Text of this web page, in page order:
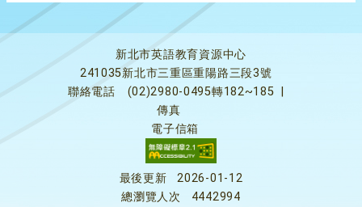
新北市英語教育資源中心
241035新北市三重區重陽路三段3號
聯絡電話
(02)2980-0495轉182~185
傳真
電子信箱
最後更新
2026-01-12
總瀏覽人次
4442994